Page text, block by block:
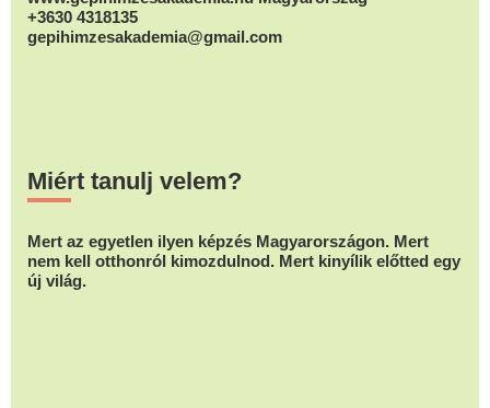
+3630 4318135
gepihimzesakademia@gmail.com
Miért tanulj velem?
Mert az egyetlen ilyen képzés Magyarországon. Mert
nem kell otthonról kimozdulnod. Mert kinyílik előtted egy
új világ.